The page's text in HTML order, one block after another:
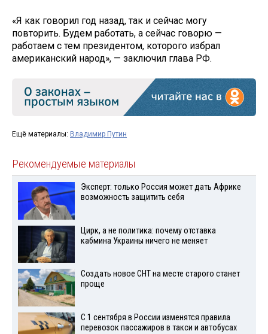
«Я как говорил год назад, так и сейчас могу
повторить. Будем работать, а сейчас говорю —
работаем с тем президентом, которого избрал
американский народ», — заключил глава РФ.
Ещё материалы: Владимир Путин
Рекомендуемые материалы
Эксперт: только Россия может дать Африке
возможность защитить себя
Цирк, а не политика: почему отставка
кабмина Украины ничего не меняет
Создать новое СНТ на месте старого станет
проще
С 1 сентября в России изменятся правила
перевозок пассажиров в такси и автобусах